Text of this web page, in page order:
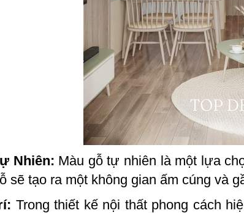
Nhiên: Màu gỗ tự nhiên là một lựa
sẽ tạo ra một không gian ấm cúng và
Trong thiết kế nội thất phong cách